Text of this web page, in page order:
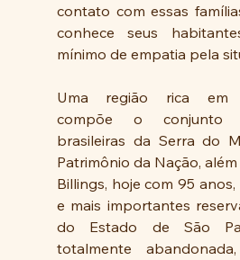
contato com essas
conhece seus
mínimo de empatia pela
Uma região rica em
compõe o conjunto
brasileiras da Serra do
Patrimônio da Nação,
Billings, hoje com 95
e mais importantes
do Estado de São
totalmente